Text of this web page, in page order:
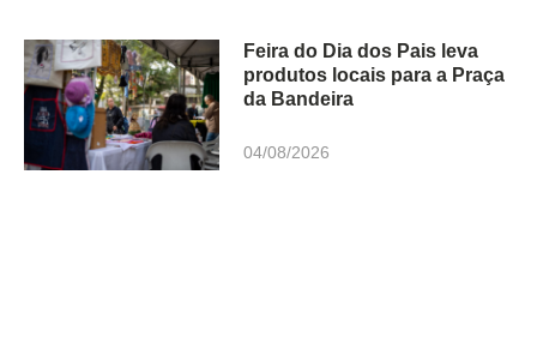
Feira do Dia dos Pais leva
produtos locais para a Praça
da Bandeira
04/08/2026